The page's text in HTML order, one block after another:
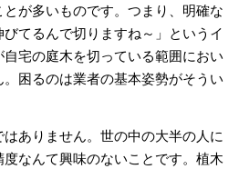
が多いものです。つまり、明確な
てるんで切りますね～」というイ
宅の庭木を切っている範囲におい
困るのは業者の基本姿勢がそうい
ありません。世の中の大半の人に
なんて興味のないことです。植木